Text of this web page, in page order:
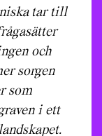
tar till
och
sorgen
som
i ett